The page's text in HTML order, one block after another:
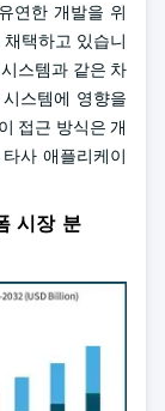
연한 개발을 위
택하고 있습니
스템과 같은 차
스템에 영향을
접근 방식은 개
사 애플리케이
시장 분